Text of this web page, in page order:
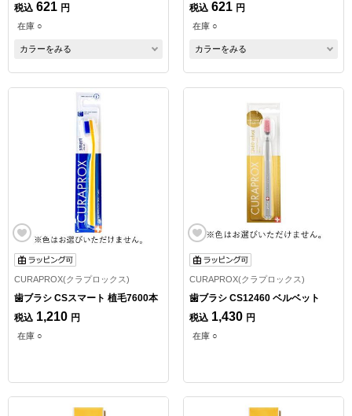
税込 621 円
在庫 ○
カラーをみる
税込 621 円
在庫 ○
カラーをみる
CURAPROX(クラプロックス)
歯ブラシ CSスマート 植毛7600本
税込 1,210 円
在庫 ○
CURAPROX(クラプロックス)
歯ブラシ CS12460 ベルベット
税込 1,430 円
在庫 ○